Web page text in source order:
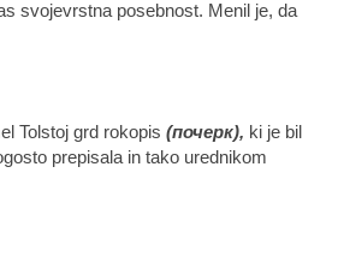
svojevrstna posebnost. Menil je, da
Tolstoj grd rokopis (почерк), ki je bil
prepisala in tako urednikom